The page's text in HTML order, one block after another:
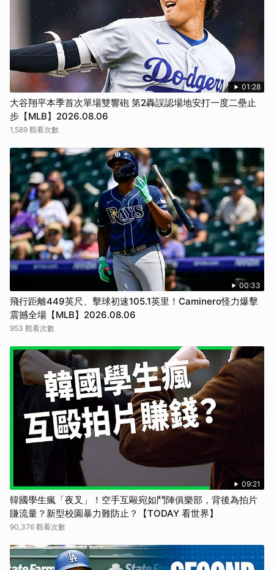
01:28
大谷翔平本季首次單場雙響砲 第2轟誤認場地安打一度二壘止
步【MLB】2026.08.06
1,589 觀看次數
00:33
飛行距離449英尺、擊球初速105.1英里！Caminero怪力爆擊
震撼全場【MLB】2026.08.06
953 觀看次數
09:21
韓國學生瘋「夜叉」！空手互毆宛如鬥陣俱樂部，背後為拍片
賺流量？新型校園暴力難防止？【TODAY 看世界】
90,376 觀看次數